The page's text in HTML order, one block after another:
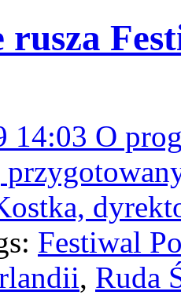
14:03 O
Festiwal
, Ruda